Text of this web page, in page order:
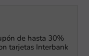
de hasta 30%
tarjetas Interbank